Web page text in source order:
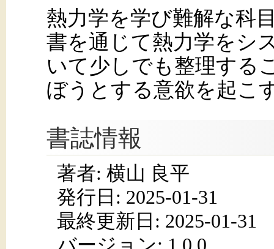
熱力学を学び難解な科
書を通じて熱力学をシ
いて少しでも整理する
ぼうとする意欲を起こ
書誌情報
著者: 横山 良平
発行日: 2025-01-31
最終更新日: 2025-01-31